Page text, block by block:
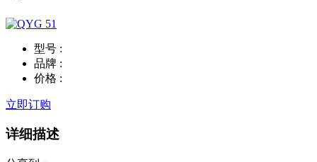
型号 :
品牌 :
价格 :
立即订购
详细描述